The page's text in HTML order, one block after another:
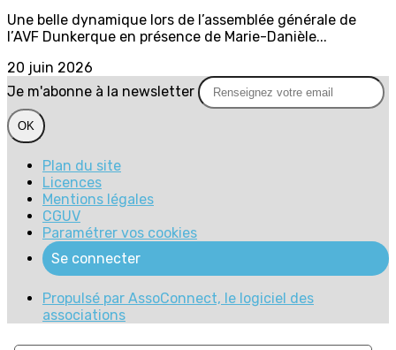
Une belle dynamique lors de l’assemblée générale de
l’AVF Dunkerque en présence de Marie-Danièle...
20 juin 2026
Je m'abonne à la newsletter
OK
Plan du site
Licences
Mentions légales
CGUV
Paramétrer vos cookies
Se connecter
Propulsé par AssoConnect, le logiciel des
associations